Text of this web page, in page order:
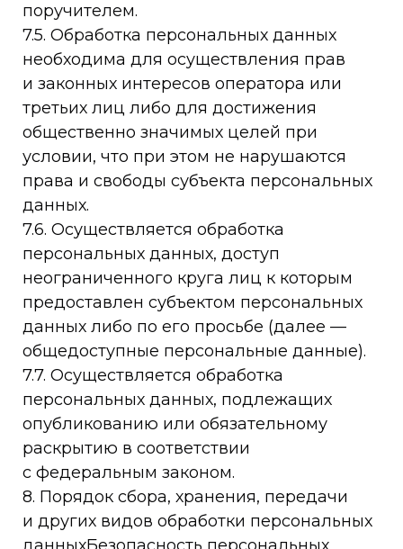
поручителем.
7.5. Обработка персональных данных
необходима для осуществления прав
и законных интересов оператора или
третьих лиц либо для достижения
общественно значимых целей при
условии, что при этом не нарушаются
права и свободы субъекта персональных
данных.
7.6. Осуществляется обработка
персональных данных, доступ
неограниченного круга лиц к которым
предоставлен субъектом персональных
данных либо по его просьбе (далее —
общедоступные персональные данные).
7.7. Осуществляется обработка
персональных данных, подлежащих
опубликованию или обязательному
раскрытию в соответствии
с федеральным законом.
8. Порядок сбора, хранения, передачи
и других видов обработки персональных